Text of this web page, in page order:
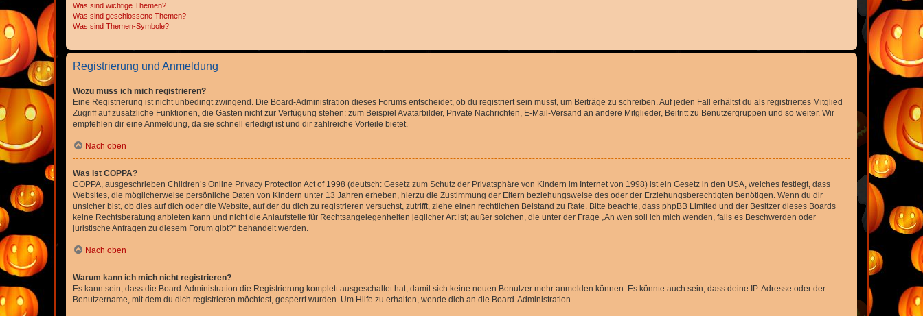
Was sind wichtige Themen?
Was sind geschlossene Themen?
Was sind Themen-Symbole?
Registrierung und Anmeldung
Wozu muss ich mich registrieren?
Eine Registrierung ist nicht unbedingt zwingend. Die Board-Administration dieses Forums entscheidet, ob du registriert sein musst, um Beiträge zu schreiben. Auf jeden Fall erhältst du als registriertes Mitglied
Zugriff auf zusätzliche Funktionen, die Gästen nicht zur Verfügung stehen: zum Beispiel Avatarbilder, Private Nachrichten, E-Mail-Versand an andere Mitglieder, Beitritt zu Benutzergruppen und so weiter. Wir
empfehlen dir eine Anmeldung, da sie schnell erledigt ist und dir zahlreiche Vorteile bietet.
Nach oben
Was ist COPPA?
COPPA, ausgeschrieben Children’s Online Privacy Protection Act of 1998 (deutsch: Gesetz zum Schutz der Privatsphäre von Kindern im Internet von 1998) ist ein Gesetz in den USA, welches festlegt, dass
Websites, die möglicherweise persönliche Daten von Kindern unter 13 Jahren erheben, hierzu die Zustimmung der Eltern beziehungsweise des oder der Erziehungsberechtigten benötigen. Wenn du dir
unsicher bist, ob dies auf dich oder die Website, auf der du dich zu registrieren versuchst, zutrifft, ziehe einen rechtlichen Beistand zu Rate. Bitte beachte, dass phpBB Limited und der Besitzer dieses Boards
keine Rechtsberatung anbieten kann und nicht die Anlaufstelle für Rechtsangelegenheiten jeglicher Art ist; außer solchen, die unter der Frage „An wen soll ich mich wenden, falls es Beschwerden oder
juristische Anfragen zu diesem Forum gibt?“ behandelt werden.
Nach oben
Warum kann ich mich nicht registrieren?
Es kann sein, dass die Board-Administration die Registrierung komplett ausgeschaltet hat, damit sich keine neuen Benutzer mehr anmelden können. Es könnte auch sein, dass deine IP-Adresse oder der
Benutzername, mit dem du dich registrieren möchtest, gesperrt wurden. Um Hilfe zu erhalten, wende dich an die Board-Administration.